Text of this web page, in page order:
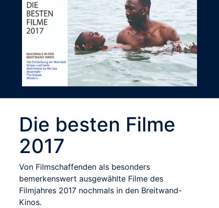
Die besten Filme
2017
Von Filmschaffenden als besonders
bemerkenswert ausgewählte Filme des
Filmjahres 2017 nochmals in den Breitwand-
Kinos.